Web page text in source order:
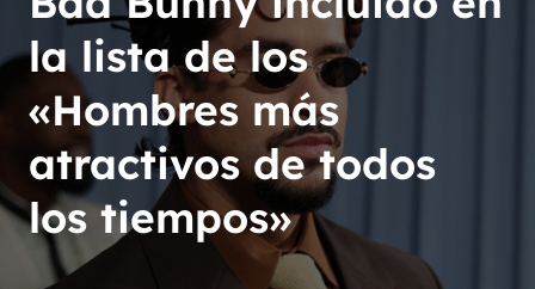
la lista de los
«Hombres más
atractivos de todos
los tiempos»